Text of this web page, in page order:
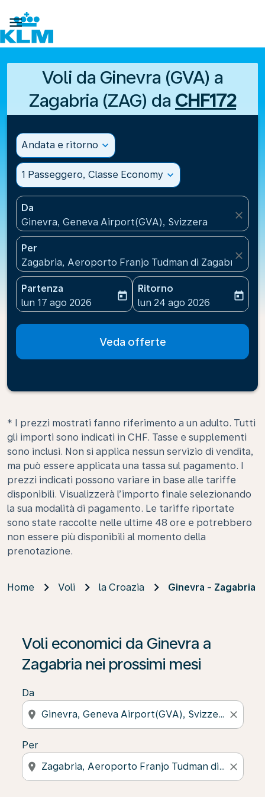

Voli da Ginevra (GVA) a
Zagabria (ZAG) da CHF172
Andata e ritorno expand_more
1 Passeggero, Classe Economy expand_more
Da
Ginevra, Geneva Airport(GVA), Svizzera
close
Per
Zagabria, Aeroporto Franjo Tudman di
close
Partenza
fc-booking-departure-date-aria-label
lun 17 ago 2026
today
Ritorno
fc-booking-return-date-
lun 24 ago 2026
today
Veda offerte
* I prezzi mostrati fanno riferimento a un adulto. Tutti
gli importi sono indicati in CHF. Tasse e supplementi
sono inclusi. Non si applica nessun servizio di vendita,
ma può essere applicata una tassa sul pagamento. I
prezzi indicati possono variare in base alle tariffe
disponibili. Visualizzerà l’importo finale selezionando
la sua modalità di pagamento. Le tariffe riportate
sono state raccolte nelle ultime 48 ore e potrebbero
non essere più disponibili al momento della
prenotazione.
Home Voli la Croazia Ginevra - Zagabria
Voli economici da Ginevra a
Zagabria nei prossimi mesi
Da
location_on close
Per
location_on close